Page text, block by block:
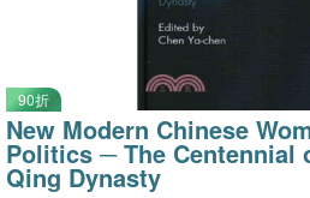
90折
New Modern Chinese
Politics ─ The Centennial
Qing Dynasty